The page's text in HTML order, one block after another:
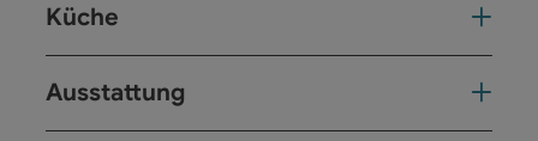
Küche
Ausstattung